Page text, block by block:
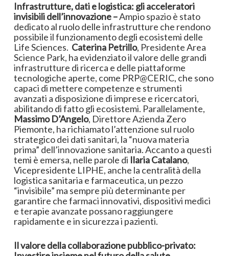
Infrastrutture, dati e logistica: gli acceleratori
invisibili dell’innovazione –Ampio spazio è stato
dedicato al ruolo delle infrastrutture che rendono
possibile il funzionamento degli ecosistemi delle
Life Sciences. Caterina Petrillo, Presidente Area
Science Park, ha evidenziato il valore delle grandi
infrastrutture di ricerca e delle piattaforme
tecnologiche aperte, come PRP@CERIC, che sono
capaci di mettere competenze e strumenti
avanzati a disposizione di imprese e ricercatori,
abilitando di fatto gli ecosistemi. Parallelamente,
Massimo D’Angelo, Direttore Azienda Zero
Piemonte, ha richiamato l’attenzione sul ruolo
strategico dei dati sanitari, la “nuova materia
prima” dell’innovazione sanitaria. Accanto a questi
temi è emersa, nelle parole di Ilaria Catalano,
Vicepresidente LIPHE, anche la centralità della
logistica sanitaria e farmaceutica, un pezzo
“invisibile” ma sempre più determinante per
garantire che farmaci innovativi, dispositivi medici
e terapie avanzate possano raggiungere
rapidamente e in sicurezza i pazienti.
Il valore della collaborazione pubblico-privato: